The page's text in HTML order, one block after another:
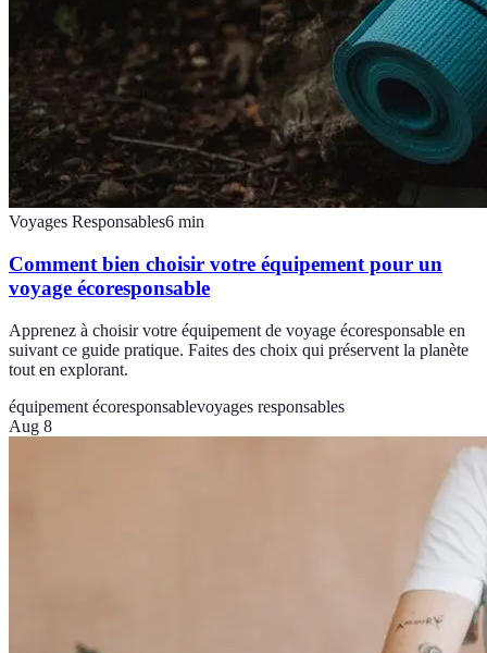
Voyages Responsables6 min
Comment bien choisir votre équipement pour un
voyage écoresponsable
Apprenez à choisir votre équipement de voyage écoresponsable en
suivant ce guide pratique. Faites des choix qui préservent la planète
tout en explorant.
équipement écoresponsablevoyages responsables
Aug 8